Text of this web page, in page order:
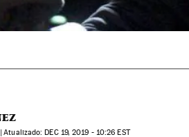
atualizado: DEC19, 2019 - 10:26 EST